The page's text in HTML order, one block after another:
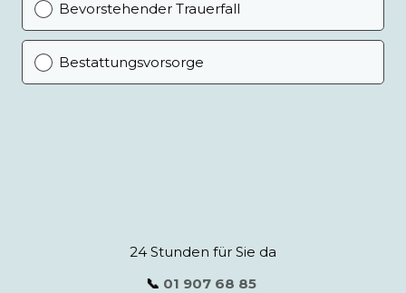
Bevorstehender Trauerfall
Bestattungsvorsorge
24 Stunden für Sie da
📞 01 907 68 85